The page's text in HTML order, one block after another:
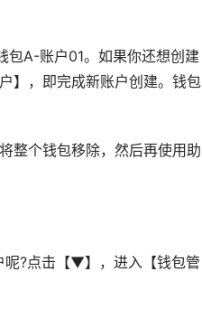
包A-账户01。如果你还想创建
】，即完成新账户创建。钱包
整个钱包移除，然后再使用助
呢?点击【▼】，进入【钱包管